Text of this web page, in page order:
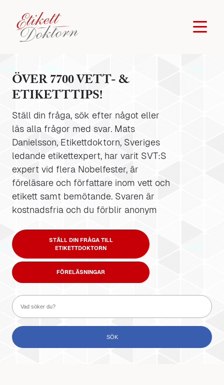
ÖVER 7700 VETT- &
ETIKETTTIPS!
Ställ din fråga, sök efter något eller
läs alla frågor med svar. Mats
Danielsson, Etikettdoktorn, Sveriges
ledande etikettexpert, har varit SVT:S
expert vid flera Nobelfester, är
föreläsare och författare inom vett och
etikett samt bemötande. Svaren är
kostnadsfria och du förblir anonym
STÄLL DIN FRÅGA TILL
ETIKETTDOKTORN
FÖRELÄSNINGAR